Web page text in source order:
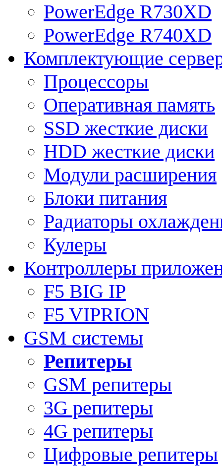
PowerEdge R730XD
PowerEdge R740XD
Комплектующие
Процессоры
Оперативная память
SSD жесткие диски
HDD жесткие диски
Модули расширения
Блоки питания
Радиаторы
Кулеры
Контроллеры
F5 BIG IP
F5 VIPRION
GSM системы
Репитеры
GSM репитеры
3G репитеры
4G репитеры
Цифровые репитеры